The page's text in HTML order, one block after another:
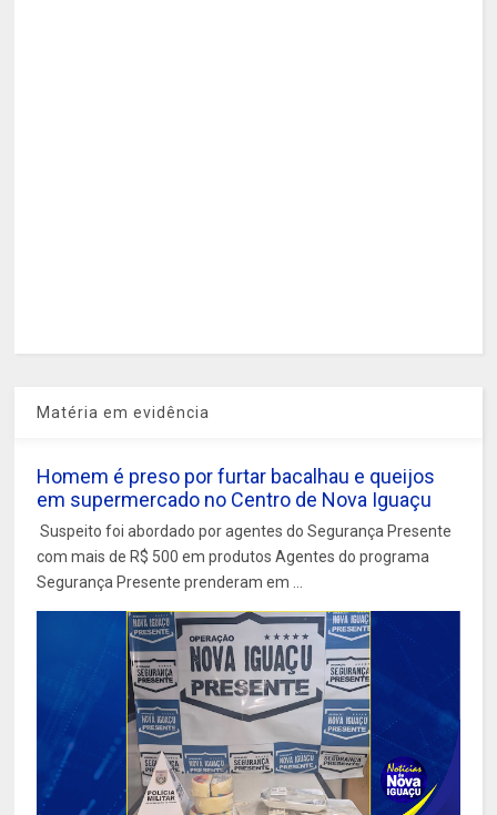
Matéria em evidência
Homem é preso por furtar bacalhau e queijos
em supermercado no Centro de Nova Iguaçu
Suspeito foi abordado por agentes do Segurança Presente
com mais de R$ 500 em produtos Agentes do programa
Segurança Presente prenderam em ...